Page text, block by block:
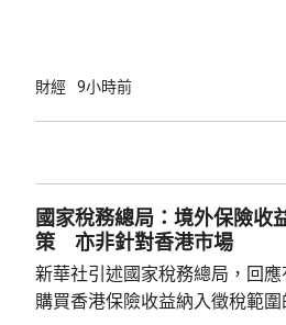
53965點，升80點； 標準普爾500指數報7737
財經 9小時前
國家稅務總局：境外保險收
策 亦非針對香港市場
新華社引述國家稅務總局，回
購買香港保險收益納入徵稅範圍